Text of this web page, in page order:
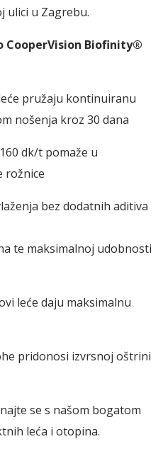
ulici u Zagrebu.
CooperVision Biofinity®
pružaju kontinuiranu
nošenja kroz 30 dana
dk/t pomaže u
rožnice
bez dodatnih aditiva
te maksimalnoj udobnosti
leće daju maksimalnu
pridonosi izvrsnoj oštrini
se s našom bogatom
leća i otopina.